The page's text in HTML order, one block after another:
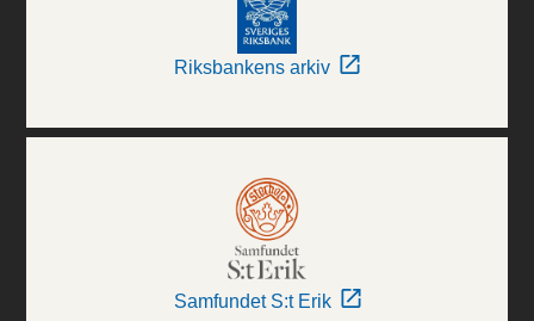
Riksbankens arkiv
Samfundet S:t Erik